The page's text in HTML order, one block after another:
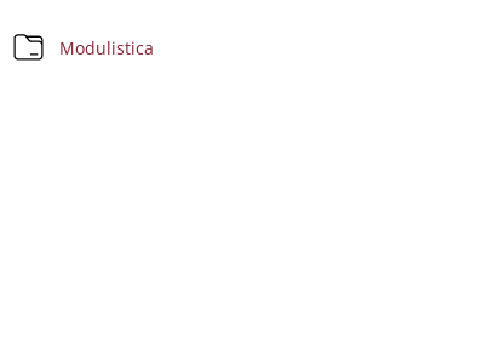
Abschnittsübersicht
Modulistica